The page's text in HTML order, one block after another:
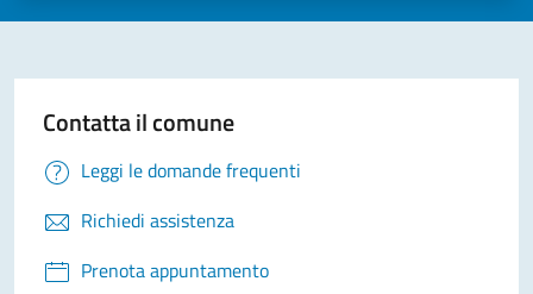
Contatta il comune
Leggi le domande frequenti
Richiedi assistenza
Prenota appuntamento